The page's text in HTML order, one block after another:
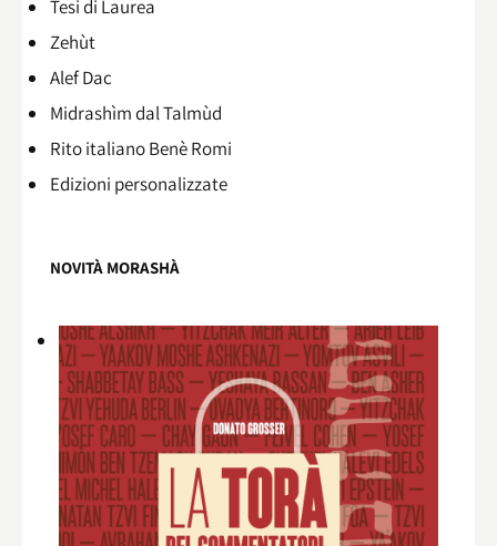
Tesi di Laurea
Zehùt
Alef Dac
Midrashìm dal Talmùd
Rito italiano Benè Romi​
Edizioni personalizzate
NOVITÀ MORASHÀ